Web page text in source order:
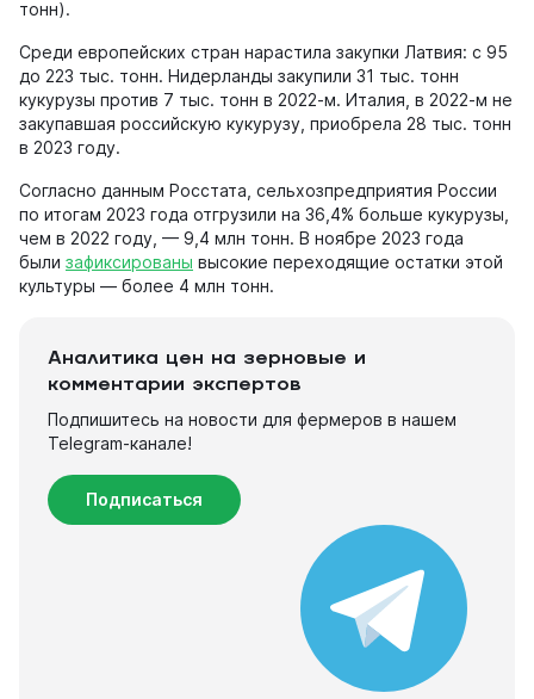
тонн).
Среди европейских стран нарастила закупки Латвия: с 95
до 223 тыс. тонн. Нидерланды закупили 31 тыс. тонн
кукурузы против 7 тыс. тонн в 2022-м. Италия, в 2022-м не
закупавшая российскую кукурузу, приобрела 28 тыс. тонн
в 2023 году.
Согласно данным Росстата, сельхозпредприятия России
по итогам 2023 года отгрузили на 36,4% больше кукурузы,
чем в 2022 году, — 9,4 млн тонн. В ноябре 2023 года
были зафиксированы высокие переходящие остатки этой
культуры — более 4 млн тонн.
Аналитика цен на зерновые и
комментарии экспертов
Подпишитесь на новости для фермеров в нашем
Telegram-канале!
Подписаться